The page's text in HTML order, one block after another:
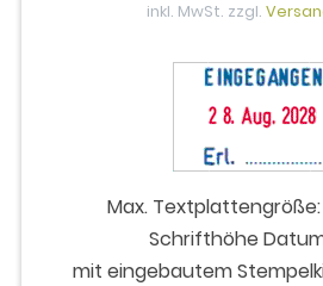
inkl. MwSt. zzgl.
Max. Textplattengröße:
Schrifthöhe
mit eingebautem